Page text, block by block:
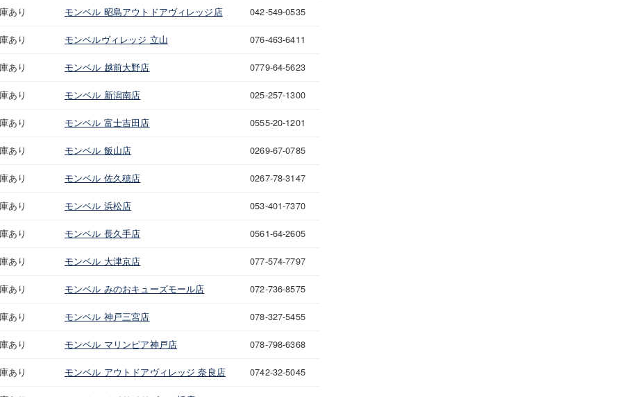
あり モンベル 昭島アウトドアヴィレッジ店 042-549-0535
あり モンベルヴィレッジ 立山 076-463-6411
あり モンベル 越前大野店 0779-64-5623
あり モンベル 新潟南店 025-257-1300
あり モンベル 富士吉田店 0555-20-1201
あり モンベル 飯山店 0269-67-0785
あり モンベル 佐久穂店 0267-78-3147
あり モンベル 浜松店 053-401-7370
あり モンベル 長久手店 0561-64-2605
あり モンベル 大津京店 077-574-7797
あり モンベル みのおキューズモール店 072-736-8575
あり モンベル 神戸三宮店 078-327-5455
あり モンベル マリンピア神戸店 078-798-6368
あり モンベル アウトドアヴィレッジ 奈良店 0742-32-5045